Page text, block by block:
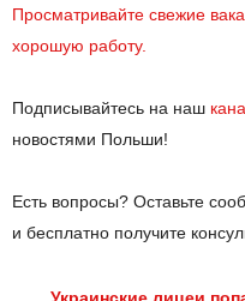
Просматривайте свежие
хорошую работу.
Подписывайтесь на наш
новостями Польши!
Есть вопросы? Оставьте
и бесплатно получите